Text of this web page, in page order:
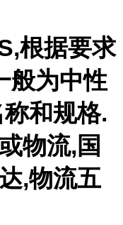
根据要求
般为中性
和规格.
物流,国
,物流五